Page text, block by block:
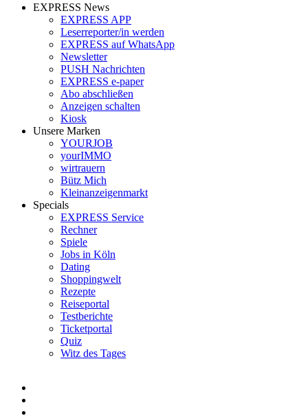
EXPRESS News
EXPRESS APP
Leserreporter/in werden
EXPRESS auf WhatsApp
Newsletter
PUSH Nachrichten
EXPRESS e-paper
Abo abschließen
Anzeigen schalten
Kiosk
Unsere Marken
YOURJOB
yourIMMO
wirtrauern
Bütz Mich
Kleinanzeigenmarkt
Specials
EXPRESS Service
Rechner
Spiele
Jobs in Köln
Dating
Shoppingwelt
Rezepte
Reiseportal
Testberichte
Ticketportal
Quiz
Witz des Tages